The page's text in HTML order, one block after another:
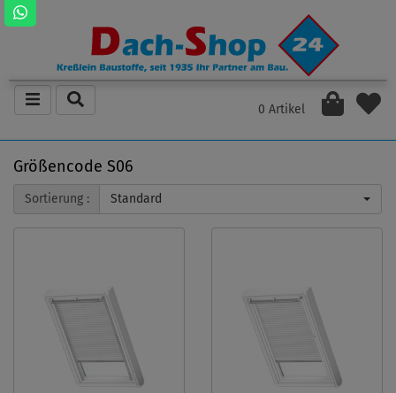
0 Artikel
Größencode S06
Sortierung : Standard